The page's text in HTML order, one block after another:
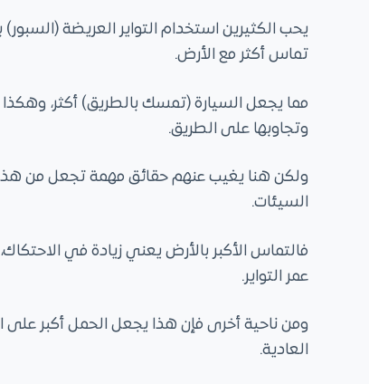
يحب الكثيرين استخدام التواير العريضة
تماس أكثر مع الأرض.
مما يجعل السيارة (تمسك بالطريق) أكثر،
وتجاوبها على الطريق.
ولكن هنا يغيب عنهم حقائق مهمة تجعل من هذه
السيئات.
فالتماس الأكبر بالأرض يعني زيادة في
عمر التواير.
ومن ناحية أخرى فإن هذا يجعل الحمل أكبر على
العادية.